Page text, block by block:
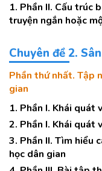
1. Phần II. Cấu trúc
truyện ngắn hoặc
Chuyên đề 2.
Phần thứ nhất. Tập
gian
1. Phần I. Khái quát
2. Phần I. Khái quát
3. Phần II. Tìm hiểu
học dân gian